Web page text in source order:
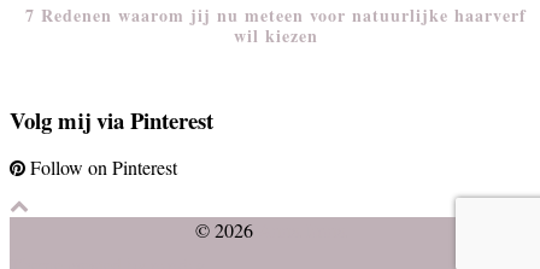
7 Redenen waarom jij nu meteen voor natuurlijke haarverf
wil kiezen
Volg mij via Pinterest
Follow on Pinterest
© 2026